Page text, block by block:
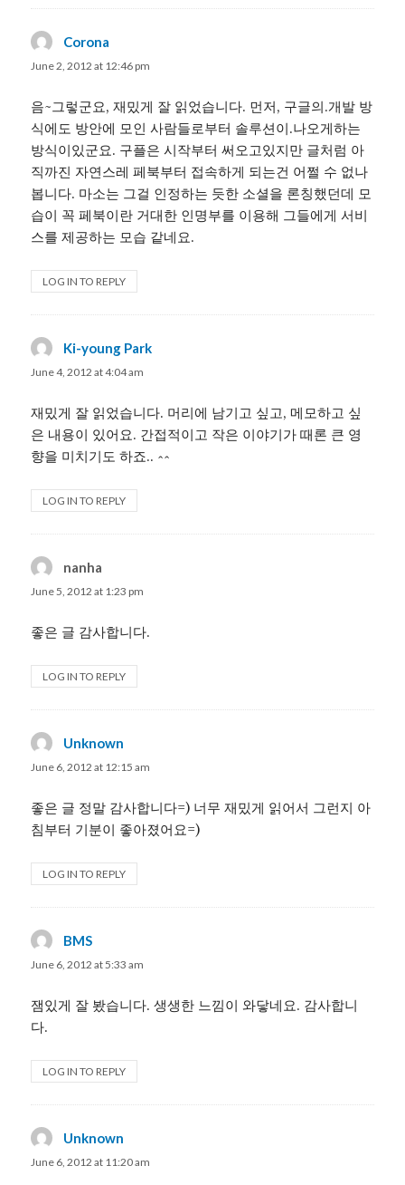
Corona
June 2, 2012 at 12:46 pm
음~그렇군요, 재밌게 잘 읽었습니다. 먼저, 구글의.개발 방
식에도 방안에 모인 사람들로부터 솔루션이.나오게하는
방식이있군요. 구플은 시작부터 써오고있지만 글처럼 아
직까진 자연스레 페북부터 접속하게 되는건 어쩔 수 없나
봅니다. 마소는 그걸 인정하는 듯한 소셜을 론칭했던데 모
습이 꼭 페북이란 거대한 인명부를 이용해 그들에게 서비
스를 제공하는 모습 같네요.
LOG IN TO REPLY
Ki-young Park
June 4, 2012 at 4:04 am
재밌게 잘 읽었습니다. 머리에 남기고 싶고, 메모하고 싶
은 내용이 있어요. 간접적이고 작은 이야기가 때론 큰 영
향을 미치기도 하죠.. ^^
LOG IN TO REPLY
nanha
June 5, 2012 at 1:23 pm
좋은 글 감사합니다.
LOG IN TO REPLY
Unknown
June 6, 2012 at 12:15 am
좋은 글 정말 감사합니다=) 너무 재밌게 읽어서 그런지 아
침부터 기분이 좋아졌어요=)
LOG IN TO REPLY
BMS
June 6, 2012 at 5:33 am
잼있게 잘 봤습니다. 생생한 느낌이 와닿네요. 감사합니
다.
LOG IN TO REPLY
Unknown
June 6, 2012 at 11:20 am